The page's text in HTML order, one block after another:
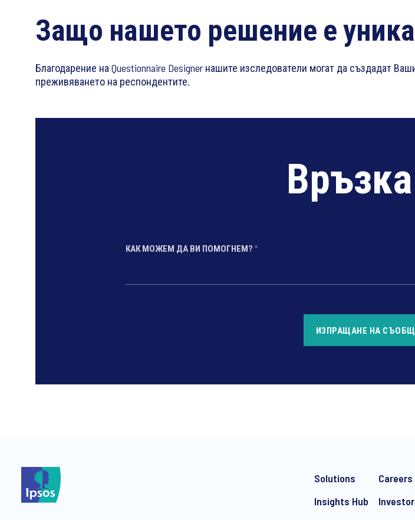
Защо нашето решение е
Благодарение на Questionnaire Designer нашите изследователи могат да създадат
преживяването на респондентите.
КАК МОЖЕМ ДА ВИ ПОМОГНЕМ? *
ИЗПРАЩАНЕ НА
Solutions
Insights Hub
Careers